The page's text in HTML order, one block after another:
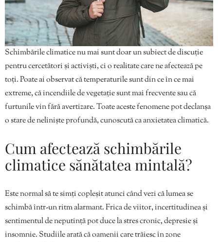
Schimbările climatice nu mai sunt doar un subiect de discuție
pentru cercetători și activiști, ci o realitate care ne afectează pe
toți. Poate ai observat că temperaturile sunt din ce în ce mai
extreme, că incendiile de vegetație sunt mai frecvente sau că
furtunile vin fără avertizare. Toate aceste fenomene pot declanșa
o stare de neliniște profundă, cunoscută ca anxietatea climatică.
Cum afectează schimbările
climatice sănătatea mintală?
Este normal să te simți copleșit atunci când vezi că lumea se
schimbă într-un ritm alarmant. Frica de viitor, incertitudinea și
sentimentul de neputință pot duce la stres cronic, depresie și
insomnie. Studiile arată că oamenii care trăiesc în zone